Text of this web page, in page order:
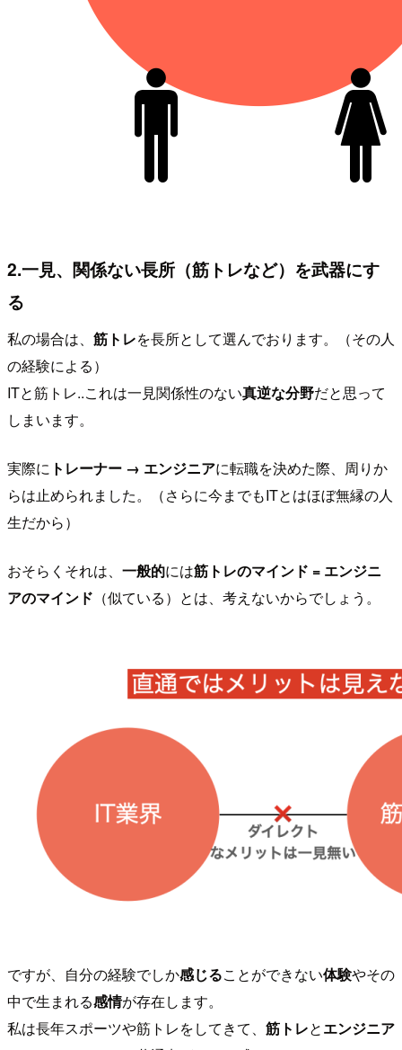
2.一見、関係ない長所（筋トレなど）を武器にす
る
私の場合は、 筋トレを長所として選んでおります。（その人
の経験による）
ITと筋トレ..これは一見関係性のない真逆な分野だと思って
しまいます。
実際に トレーナー → エンジニアに転職を決めた際、周りか
らは止められました。（さらに今までもITとはほぼ無縁の人
生だから）
おそらくそれは、 一般的には筋トレのマインド = エンジニ
アのマインド （似ている）とは、考えないからでしょう。
ですが、自分の経験でしか感じることができない体験やその
中で生まれる感情が存在します。
私は長年スポーツや筋トレをしてきて、 筋トレとエンジニア